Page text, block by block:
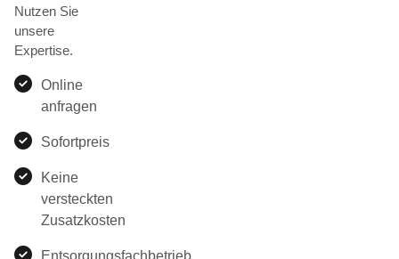
Nutzen Sie
unsere
Expertise.
Online
anfragen
Sofortpreis
Keine
versteckten
Zusatzkosten